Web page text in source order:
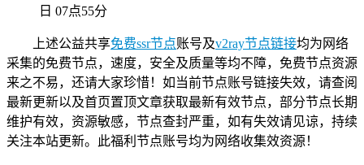
日 07点55分
上述公益共享免费ssr节点账号及v2ray节点链接均为网络
采集的免费节点，速度，安全及质量等均不障，免费节点资源
来之不易，还请大家珍惜！如当前节点账号链接失效，请查阅
最新更新以及首页置顶文章获取最新有效节点，部分节点长期
维护有效，资源敏感，节点查封严重，如有失效请见谅，持续
关注本站更新。此福利节点账号均为网络收集效资源！